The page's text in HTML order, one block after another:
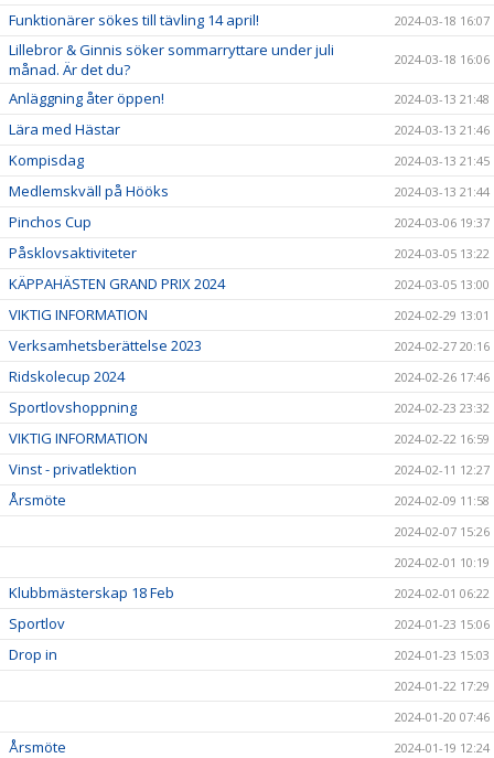
Funktionärer sökes till tävling 14 april! 2024-03-18 16:07
Lillebror & Ginnis söker sommarryttare under juli
månad. Är det du?
2024-03-18 16:06
Anläggning åter öppen! 2024-03-13 21:48
Lära med Hästar 2024-03-13 21:46
Kompisdag 2024-03-13 21:45
Medlemskväll på Hööks 2024-03-13 21:44
Pinchos Cup 2024-03-06 19:37
Påsklovsaktiviteter 2024-03-05 13:22
KÄPPAHÄSTEN GRAND PRIX 2024 2024-03-05 13:00
VIKTIG INFORMATION 2024-02-29 13:01
Verksamhetsberättelse 2023 2024-02-27 20:16
Ridskolecup 2024 2024-02-26 17:46
Sportlovshoppning 2024-02-23 23:32
VIKTIG INFORMATION 2024-02-22 16:59
Vinst - privatlektion 2024-02-11 12:27
Årsmöte
2024-02-09 11:58
2024-02-07 15:26
2024-02-01 10:19
Klubbmästerskap 18 Feb 2024-02-01 06:22
Sportlov 2024-01-23 15:06
Drop in
2024-01-23 15:03
2024-01-22 17:29
2024-01-20 07:46
Årsmöte 2024-01-19 12:24